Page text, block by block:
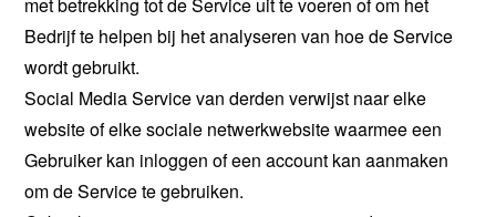
Bedrijf te helpen bij het analyseren van hoe de Service
wordt gebruikt.
Social Media Service van derden verwijst naar elke
website of elke sociale netwerkwebsite waarmee een
Gebruiker kan inloggen of een account kan aanmaken
om de Service te gebruiken.